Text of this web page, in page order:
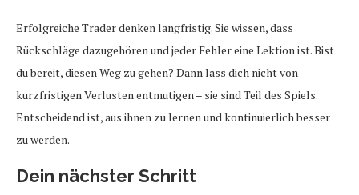
Erfolgreiche Trader denken langfristig. Sie wissen, dass
Rückschläge dazugehören und jeder Fehler eine Lektion ist. Bist
du bereit, diesen Weg zu gehen? Dann lass dich nicht von
kurzfristigen Verlusten entmutigen – sie sind Teil des Spiels.
Entscheidend ist, aus ihnen zu lernen und kontinuierlich besser
zu werden.
Dein nächster Schritt